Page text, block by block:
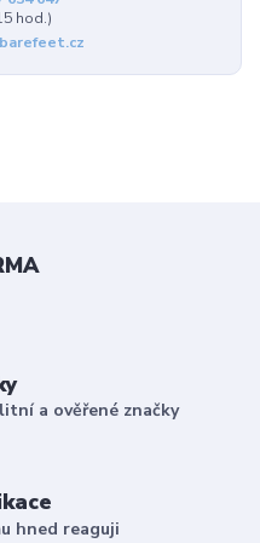
hod.)
a ověřené značky
hned reaguji